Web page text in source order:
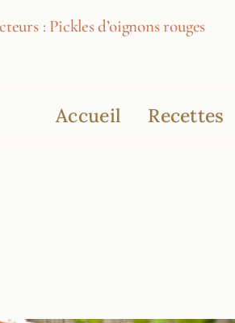
: Pickles d’oignons rouges
Accueil Recettes